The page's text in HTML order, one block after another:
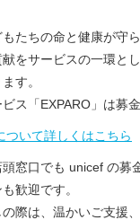
たちの命と健康が守
献をサービスの一環と
す。
ス「EXPARO」は募
ついて詳しくはこちら
窓口でも unicef の募
歓迎です。
際は、温かいご支援